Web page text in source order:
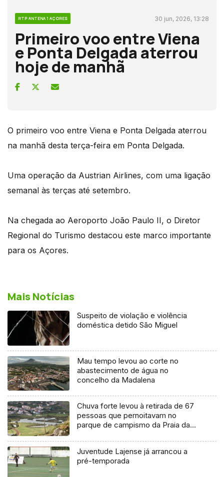
RTP ANTENA 1 AÇORES 30 jun, 2026, 13:28
Primeiro voo entre Viena
e Ponta Delgada aterrou
hoje de manhã
O primeiro voo entre Viena e Ponta Delgada aterrou
na manhã desta terça-feira em Ponta Delgada.
Uma operação da Austrian Airlines, com uma ligação
semanal às terças até setembro.
Na chegada ao Aeroporto João Paulo II, o Diretor
Regional do Turismo destacou este marco importante
para os Açores.
Mais Notícias
Suspeito de violação e violência
doméstica detido São Miguel
Mau tempo levou ao corte no
abastecimento de água no
concelho da Madalena
Chuva forte levou à retirada de 67
pessoas que pernoitavam no
parque de campismo da Praia da
Juventude Lajense já arrancou a
pré-temporada